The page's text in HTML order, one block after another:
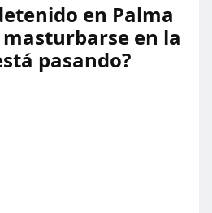
en Palma
en la
pasando?